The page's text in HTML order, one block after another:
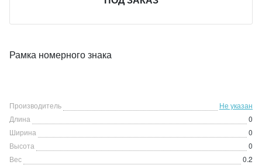
Рамка номерного знака
Производитель
Не указан
Длина
0
Ширина
0
Высота
0
Вес
0.2